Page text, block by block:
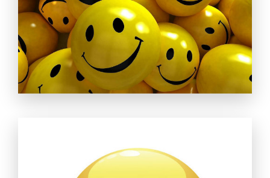
50M+ usuários, 17+ anos
Desbloqueie e repare seu celular
Recupere, proteja e transfira dados faclimente
Tecnologia de IA, sem complicação
Abrir APP Teste Online